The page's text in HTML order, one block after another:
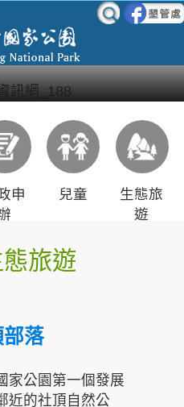
申
兒童
生態旅
遊
旅遊
落
家公園第一個發展
近的社頂自然公